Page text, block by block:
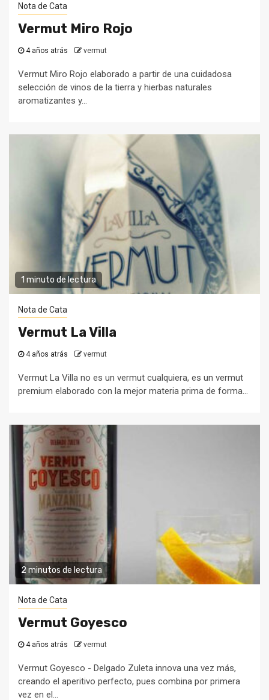
Nota de Cata
Vermut Miro Rojo
4 años atrás vermut
Vermut Miro Rojo elaborado a partir de una cuidadosa
selección de vinos de la tierra y hierbas naturales
aromatizantes y...
1 minuto de lectura
Nota de Cata
Vermut La Villa
4 años atrás vermut
Vermut La Villa no es un vermut cualquiera, es un vermut
premium elaborado con la mejor materia prima de forma...
2 minutos de lectura
Nota de Cata
Vermut Goyesco
4 años atrás vermut
Vermut Goyesco - Delgado Zuleta innova una vez más,
creando el aperitivo perfecto, pues combina por primera
vez en el...